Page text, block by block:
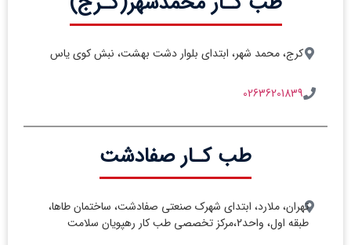
کرج، محمد شهر، ابتدای بلوار دشت بهشت، نبش کوی یاس
02636201839
طب کـار صفادشت
تهران، ملارد، ابتدای شهرک صنعتی صفادشت، ساختمان طاها،
طبقه اول، واحد2،مرکز تخصصی طب کار رهپویان سلامت